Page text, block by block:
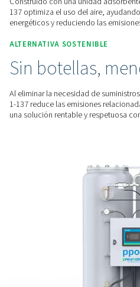
Pureza
con un analizador de
del gas para garantizar un
operaciones.
MENOR COSTE DE ENERGÍA
Construido con una unidad
137 optimiza el uso del
energéticos y reduciendo
ALTERNATIVA SOSTENIBLE
Sin